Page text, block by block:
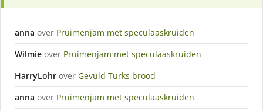
anna over Pruimenjam met speculaaskruiden
Wilmie over Pruimenjam met speculaaskruiden
HarryLohr over Gevuld Turks brood
anna over Pruimenjam met speculaaskruiden